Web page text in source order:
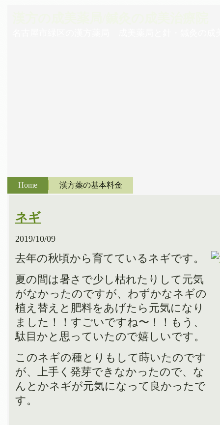
Home 漢方薬の基本料金
ネギ
2019/10/09
去年の秋頃から育てているネギです。
夏の間は暑さで少し枯れたりして元気
がなかったのですが、わずかなネギの
植え替えと肥料をあげたら元気になり
ました！！すごいですね〜！！もう、
駄目かと思っていたので嬉しいです。
このネギの種とりもして蒔いたのです
が、上手く発芽できなかったので、な
んとかネギが元気になって良かったで
す。